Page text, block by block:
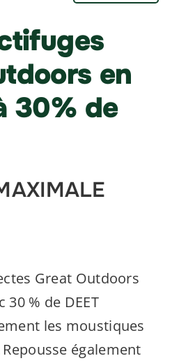
en
30% de
Great Outdoors
% de DEET
les moustiques
également